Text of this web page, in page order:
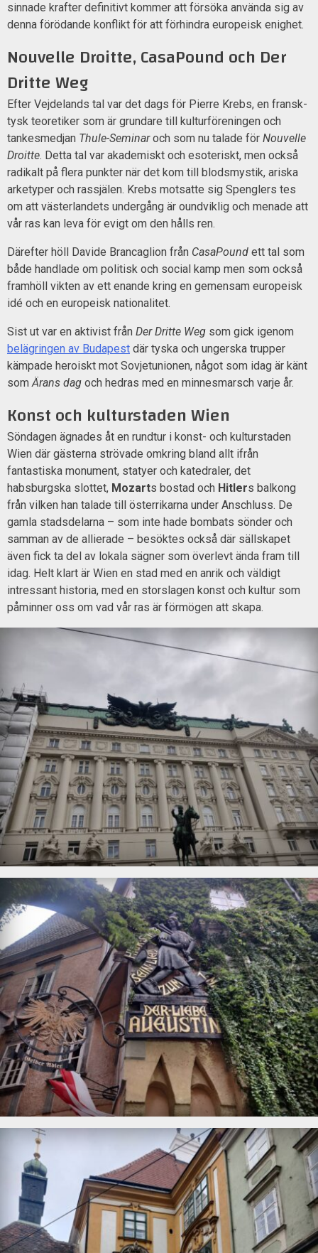
sinnade krafter definitivt kommer att försöka använda sig av
denna förödande konflikt för att förhindra europeisk enighet.
Nouvelle Droitte, CasaPound och Der
Dritte Weg
Efter Vejdelands tal var det dags för Pierre Krebs, en fransk-
tysk teoretiker som är grundare till kulturföreningen och
tankesmedjan Thule-Seminaroch som nu talade för Nouvelle
Droitte. Detta tal var akademiskt och esoteriskt, men också
radikalt på flera punkter när det kom till blodsmystik, ariska
arketyper och rassjälen. Krebs motsatte sig Spenglers tes
om att västerlandets undergång är oundviklig och menade att
vår ras kan leva för evigt om den hålls ren.
Därefter höll Davide Brancaglion från CasaPound ett tal som
både handlade om politisk och social kamp men som också
framhöll vikten av ett enande kring en gemensam europeisk
idé och en europeisk nationalitet.
Sist ut var en aktivist från Der Dritte Weg som gick igenom
belägringen av Budapest där tyska och ungerska trupper
kämpade heroiskt mot Sovjetunionen, något som idag är känt
somÄrans dag och hedras med en minnesmarsch varje år.
Konst och kulturstaden Wien
Söndagen ägnades åt en rundtur i konst- och kulturstaden
Wien där gästerna strövade omkring bland allt ifrån
fantastiska monument, statyer och katedraler, det
habsburgska slottet, Mozarts bostad och Hitlers balkong
från vilken han talade till österrikarna under Anschluss. De
gamla stadsdelarna – som inte hade bombats sönder och
samman av de allierade – besöktes också där sällskapet
även fick ta del av lokala sägner som överlevt ända fram till
idag. Helt klart är Wien en stad med en anrik och väldigt
intressant historia, med en storslagen konst och kultur som
påminner oss om vad vår ras är förmögen att skapa.